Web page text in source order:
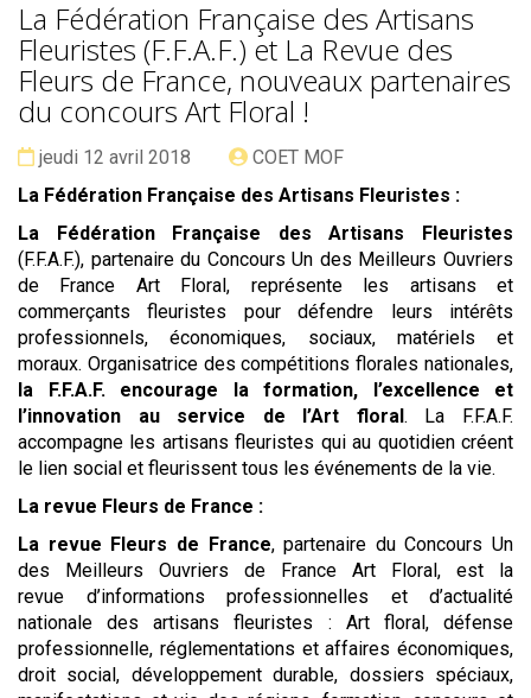
La Fédération Française des Artisans
Fleuristes (F.F.A.F.) et La Revue des
Fleurs de France, nouveaux partenaires
du concours Art Floral !
Date :
jeudi 12 avril 2018
Publié
par
COET MOF
La Fédération Française des Artisans Fleuristes :
La Fédération Française des Artisans Fleuristes
(F.F.A.F.), partenaire du Concours Un des Meilleurs Ouvriers
de France Art Floral, représente les artisans et
commerçants fleuristes pour défendre leurs intérêts
professionnels, économiques, sociaux, matériels et
moraux. Organisatrice des compétitions florales nationales,
la F.F.A.F. encourage la formation, l’excellence et
l’innovation au service de l’Art floral . La F.F.A.F.
accompagne les artisans fleuristes qui au quotidien créent
le lien social et fleurissent tous les événements de la vie.
La revue Fleurs de France :
La revue Fleurs de France, partenaire du Concours Un
des Meilleurs Ouvriers de France Art Floral, est la
revue d’informations professionnelles et d’actualité
nationale des artisans fleuristes : Art floral, défense
professionnelle, réglementations et affaires économiques,
droit social, développement durable, dossiers spéciaux,